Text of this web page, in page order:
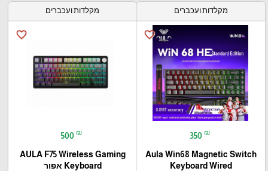
מקלדות ועכברים
favorite_border
350 ₪
Aula Win68 Magnetic Switch
Keyboard Wired
מקלדות ועכברים
favorite_border
500 ₪
AULA F75 Wireless Gaming
Keyboard אפור